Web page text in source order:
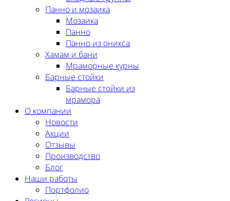
Панно и мозаика
Мозаика
Панно
Панно из оникса
Хамам и бани
Мраморные курны
Барные стойки
Барные стойки из
мрамора
О компании
Новости
Акции
Отзывы
Производство
Блог
Наши работы
Портфолио